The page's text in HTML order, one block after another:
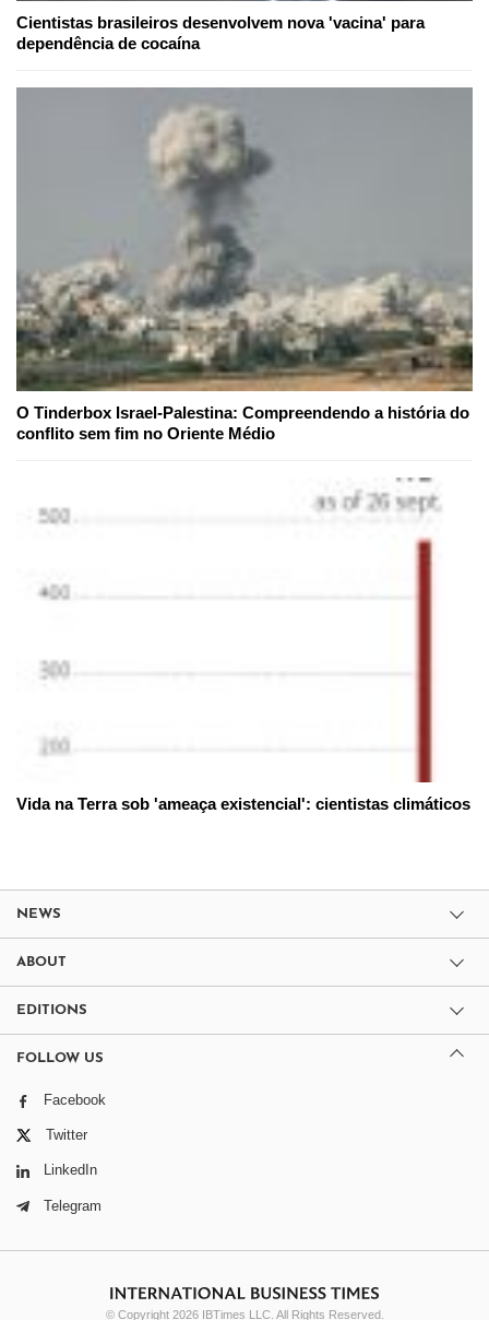
Cientistas brasileiros desenvolvem nova 'vacina' para
dependência de cocaína
O Tinderbox Israel-Palestina: Compreendendo a história do
conflito sem fim no Oriente Médio
Vida na Terra sob 'ameaça existencial': cientistas climáticos
NEWS
ABOUT
EDITIONS
FOLLOW US
Facebook
Twitter
LinkedIn
Telegram
© Copyright 2026 IBTimes LLC. All Rights Reserved.